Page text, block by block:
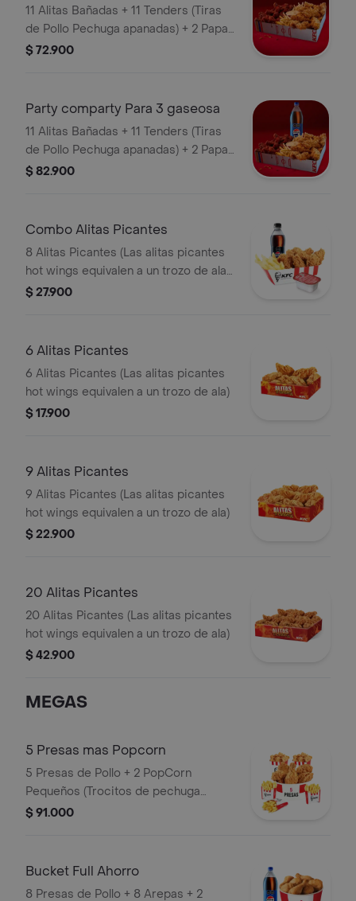
11 Alitas Bañadas + 11 Tenders (Tiras
de Pollo Pechuga apanadas) + 2 Papas
$ 72.900
Party comparty Para 3 gaseosa
11 Alitas Bañadas + 11 Tenders (Tiras
de Pollo Pechuga apanadas) + 2 Papas
Pequeñas + 1 Balde de Salsa 100g + 1
$ 82.900
Combo Alitas Picantes
8 Alitas Picantes (Las alitas picantes
hot wings equivalen a un trozo de ala)
+ 1 Papa Pequeña + 1 Gaseosa PET
$ 27.900
6 Alitas Picantes
6 Alitas Picantes (Las alitas picantes
hot wings equivalen a un trozo de ala)
$ 17.900
9 Alitas Picantes
9 Alitas Picantes (Las alitas picantes
hot wings equivalen a un trozo de ala)
$ 22.900
20 Alitas Picantes
20 Alitas Picantes (Las alitas picantes
hot wings equivalen a un trozo de ala)
$ 42.900
MEGAS
5 Presas mas Popcorn
5 Presas de Pollo + 2 PopCorn
Pequeños (Trocitos de pechuga
apanados) + 3 Papas Pequeñas
$ 91.000
Bucket Full Ahorro
8 Presas de Pollo + 8 Arepas + 2